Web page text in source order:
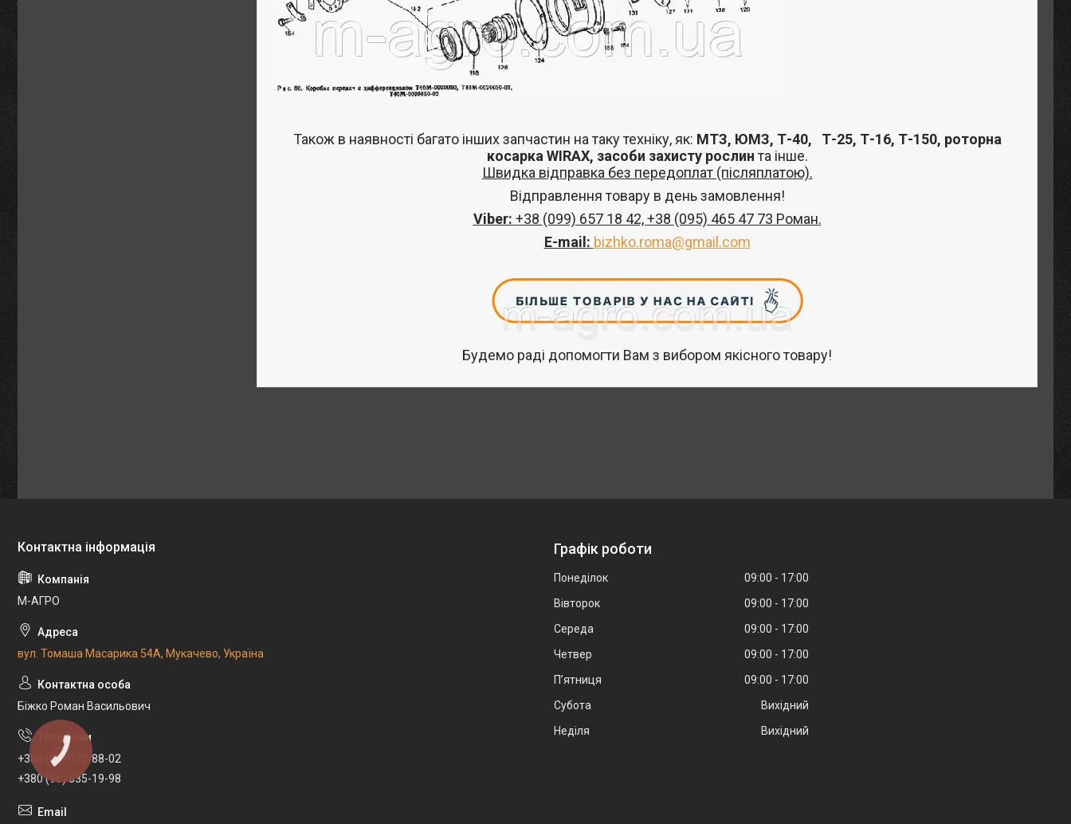
Також в наявності багато інших запчастин на таку техніку, як: МТЗ, ЮМЗ, Т-40,
Т-25, Т-16, Т-150, роторна
косарка WIRAX, засоби захисту рослинта інше.
Швидка відправка без передоплат (післяплатою).
Відправлення товару в день замовлення!
Viber: +38 (099) 657 18 42,+38 (095) 465 47 73 Роман.
E-mail : bizhko.roma@gmail.com
Будемо раді допомогти Вам з вибором якісного товару!
М-АГРО
вул. Томаша Масарика 54А, Мукачево, Україна
Біжко Роман Васильович
+380 (66) 072-88-02
+380 (96) 535-19-98
Графік роботи
Понеділок 09:00
17:00
Вівторок
09:00
17:00
Середа
09:00
17:00
Четвер
09:00
17:00
Пʼятниця
09:00
17:00
Субота
Вихідний
Неділя
Вихідний
КНОПКА
ЗВ'ЯЗКУ